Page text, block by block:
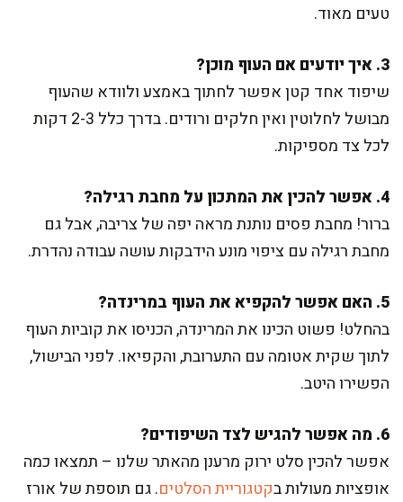
טעים מאוד.
3. איך יודעים אם העוף מוכן?
שיפוד אחד קטן אפשר לחתוך באמצע ולוודא שהעוף
מבושל לחלוטין ואין חלקים ורודים. בדרך כלל 2-3 דקות
לכל צד מספיקות.
4. אפשר להכין את המתכון על מחבת רגילה?
ברור! מחבת פסים נותנת מראה יפה של צריבה, אבל גם
מחבת רגילה עם ציפוי מונע הידבקות עושה עבודה נהדרת.
5. האם אפשר להקפיא את העוף במרינדה?
בהחלט! פשוט הכינו את המרינדה, הכניסו את קוביות העוף
לתוך שקית אטומה עם התערובת, והקפיאו. לפני הבישול,
הפשירו היטב.
6. מה אפשר להגיש לצד השיפודים?
אפשר להכין סלט ירוק מרענן מהאתר שלנו – תמצאו כמה
אופציות מעולות בקטגוריית הסלטים. גם תוספת של אורז